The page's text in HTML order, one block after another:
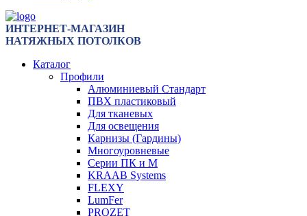
ИНТЕРНЕТ-МАГАЗИН
НАТЯЖНЫХ ПОТОЛКОВ
Каталог
Профили
Алюминиевый Стандарт
ПВХ пластиковый
Для тканевых
Для освещения
Карнизы (Гардины)
Многоуровневые
Серии ПК и М
KRAAB Systems
FLEXY
LumFer
PROZET